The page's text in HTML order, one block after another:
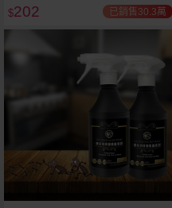
$202 已銷售30.3萬